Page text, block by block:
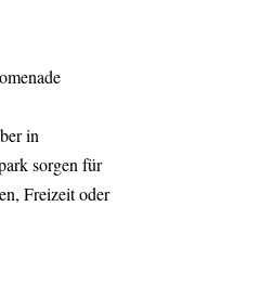
in
sorgen für
Freizeit oder